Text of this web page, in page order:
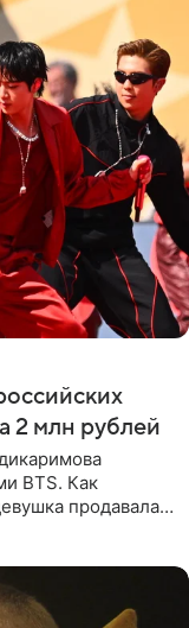
2 млн рублей
BTS. Как
продавала